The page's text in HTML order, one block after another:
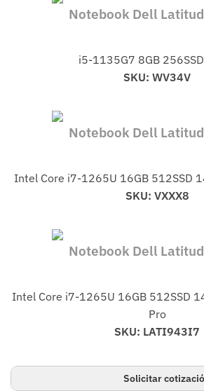
Notebook Dell
i5-1135G7 8GB
SKU: WV34V
Notebook Dell
Intel Core i7-1265U 16GB 512SSD
SKU: VXXX8
Notebook Dell
Intel Core i7-1265U 16GB 512SSD
Pro
SKU: LATI943I7
Solicitar